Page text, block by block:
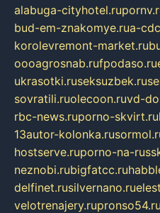
alabuga-cityhotel.ru
bud-em-znakomye.rua-
korolevremont-market.ru
oooagrosnab.rufpodaso.ru
ukrasotki.ruseksuzbek.ru
sovratili.ruolecoon.ruvd-
rbc-news.ruporno-skvirt.ru
13autor-kolonka.ru
hostserve.ruporno-na-
neznobi.rubigfatcc.ru
delfinet.rusilvernano.ru
velotrenajery.rupronso54.ru